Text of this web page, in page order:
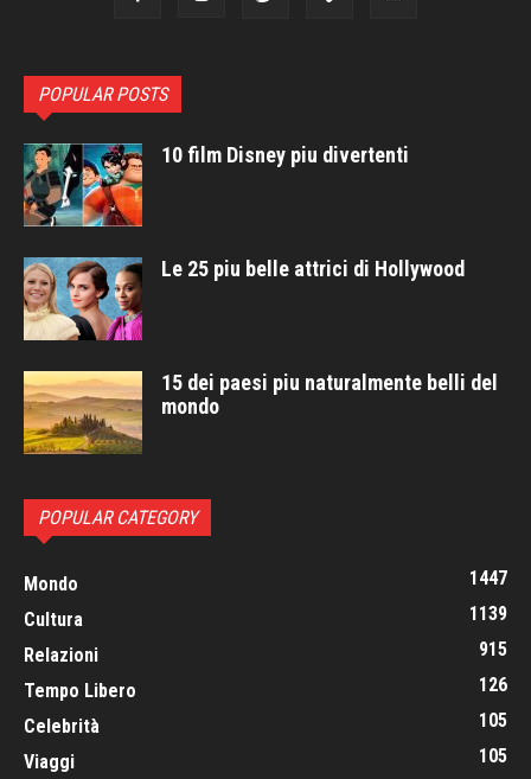
POPULAR POSTS
10 film Disney piu divertenti
Le 25 piu belle attrici di Hollywood
15 dei paesi piu naturalmente belli del
mondo
POPULAR CATEGORY
Mondo
1447
Cultura
1139
Relazioni
915
Tempo Libero
126
Celebrità
105
Viaggi
105